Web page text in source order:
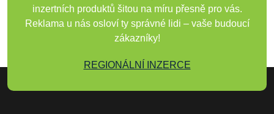
inzertních produktů šitou na míru přesně pro vás.
Reklama u nás osloví ty správné lidi – vaše budoucí
zákazníky!
REGIONÁLNÍ INZERCE